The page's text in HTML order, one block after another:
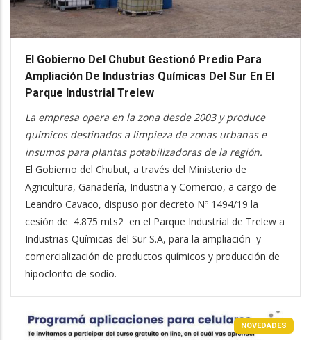
El Gobierno Del Chubut Gestionó Predio Para
Ampliación De Industrias Químicas Del Sur En El
Parque Industrial Trelew
La empresa opera en la zona desde 2003 y produce
químicos destinados a limpieza de zonas urbanas e
insumos para plantas potabilizadoras de la región.
El Gobierno del Chubut, a través del Ministerio de
Agricultura, Ganadería, Industria y Comercio, a cargo de
Leandro Cavaco, dispuso por decreto Nº 1494/19 la
cesión de 4.875 mts2 en el Parque Industrial de Trelew a
Industrias Químicas del Sur S.A, para la ampliación y
comercialización de productos químicos y producción de
hipoclorito de sodio.
NOVEDADES